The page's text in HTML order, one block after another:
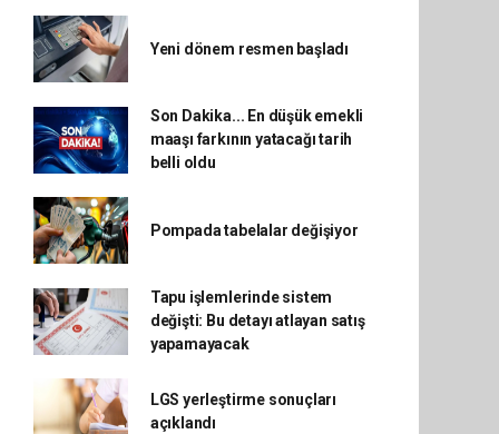
Yeni dönem resmen başladı
Son Dakika... En düşük emekli
maaşı farkının yatacağı tarih
belli oldu
Pompada tabelalar değişiyor
Tapu işlemlerinde sistem
değişti: Bu detayı atlayan satış
yapamayacak
LGS yerleştirme sonuçları
açıklandı